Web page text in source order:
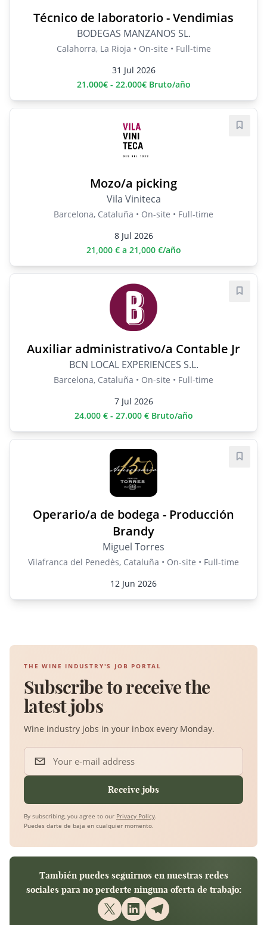
Técnico de laboratorio - Vendimias
BODEGAS MANZANOS SL.
Calahorra, La Rioja • On-site • Full-time
31 Jul 2026
21.000€ - 22.000€ Bruto/año
Mozo/a picking
Vila Viniteca
Barcelona, Cataluña • On-site • Full-time
8 Jul 2026
21,000 € a 21,000 €/año
Save
Auxiliar administrativo/a Contable Jr
BCN LOCAL EXPERIENCES S.L.
Barcelona, Cataluña • On-site • Full-time
7 Jul 2026
24.000 € - 27.000 € Bruto/año
Save
Operario/a de bodega - Producción
Brandy
Miguel Torres
Vilafranca del Penedès, Cataluña • On-site • Full-time
12 Jun 2026
Save
THE WINE INDUSTRY'S JOB PORTAL
Subscribe to receive the
latest jobs
Wine industry jobs in your inbox every Monday.
Your e-mail address
Receive jobs
By subscribing, you agree to our Privacy Policy.
Puedes darte de baja en cualquier momento.
También puedes seguirnos en nuestras redes
sociales para no perderte ninguna oferta de trabajo: